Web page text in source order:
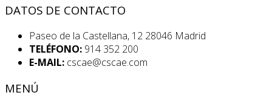
DATOS DE CONTACTO
Paseo de la Castellana, 12 28046 Madrid
TELÉFONO: 914 352 200
E-MAIL: cscae@cscae.com
MENÚ